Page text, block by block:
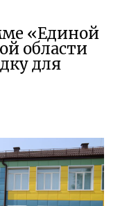
«Единой
области
для